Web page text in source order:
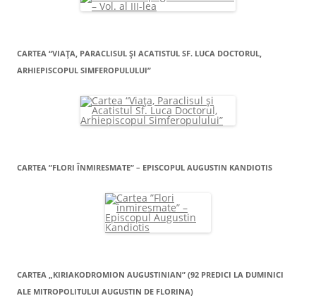
CARTEA “VIAŢA, PARACLISUL ŞI ACATISTUL SF. LUCA DOCTORUL,
ARHIEPISCOPUL SIMFEROPULULUI”
CARTEA ”FLORI ÎNMIRESMATE” – EPISCOPUL AUGUSTIN KANDIOTIS
CARTEA „KIRIAKODROMION AUGUSTINIAN” (92 PREDICI LA DUMINICI
ALE MITROPOLITULUI AUGUSTIN DE FLORINA)